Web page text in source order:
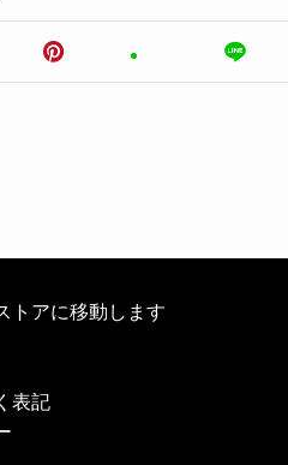
トアに移動します
表記